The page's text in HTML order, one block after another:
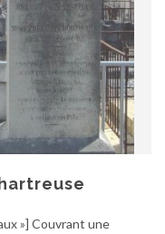
»] Couvrant une